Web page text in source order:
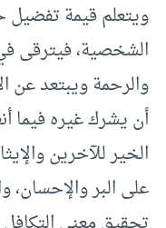
ويتعلم قيمة
الشخصية، فيترقى
والرحمة ويبتعد عن
أن يشرك غيره فيما
الخير للآخرين
على البر